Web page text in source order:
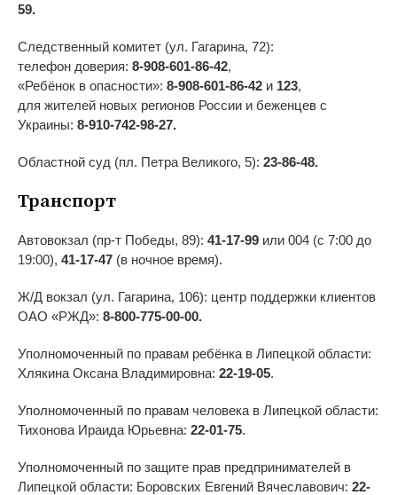
59.
Следственный комитет (ул. Гагарина, 72):
телефон доверия: 8-908-601-86-42,
«Ребёнок в опасности»: 8-908-601-86-42 и 123,
для жителей новых регионов России и беженцев с
Украины: 8-910-742-98-27.
Областной суд (пл. Петра Великого, 5): 23-86-48.
Транспорт
Автовокзал (пр-т Победы, 89): 41-17-99 или 004 (с 7:00 до
19:00), 41-17-47 (в ночное время).
Ж/Д вокзал (ул. Гагарина, 106): центр поддержки клиентов
ОАО «РЖД»: 8-800-775-00-00.
Уполномоченный по правам ребёнка в Липецкой области:
Хлякина Оксана Владимировна: 22-19-05.
Уполномоченный по правам человека в Липецкой области:
Тихонова Ираида Юрьевна: 22-01-75.
Уполномоченный по защите прав предпринимателей в
Липецкой области: Боровских Евгений Вячеславович: 22-